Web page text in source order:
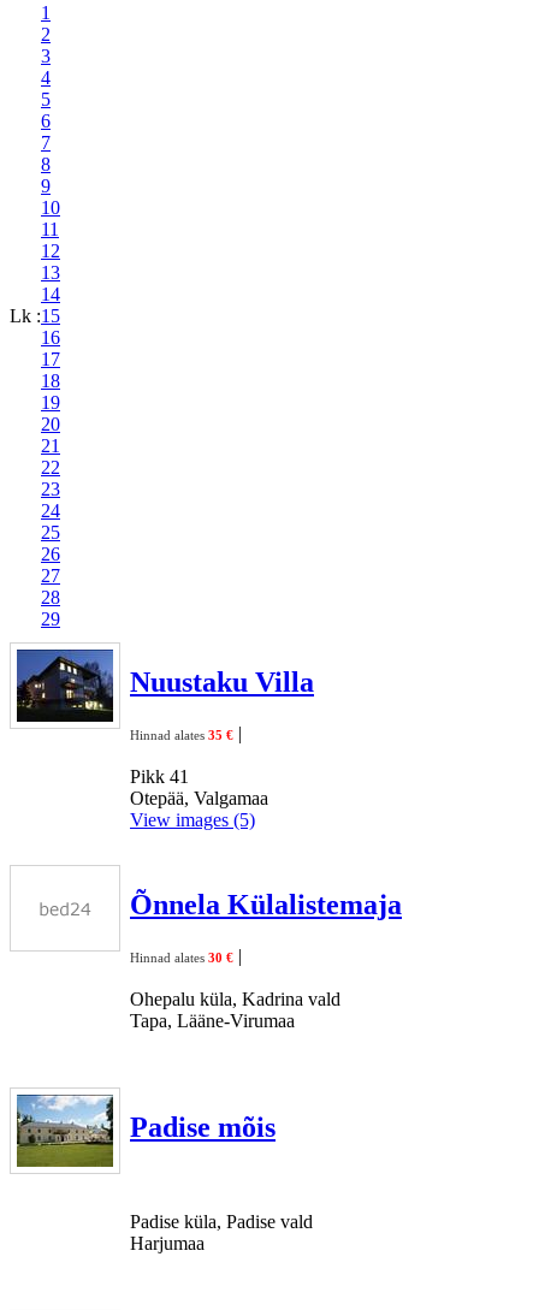
Lk :
1
2
3
4
5
6
7
8
9
10
11
12
13
14
15
16
17
18
19
20
21
22
23
24
25
26
27
28
29
Nuustaku Villa
Hinnad alates 35 € |
Pikk 41
Otepää, Valgamaa
View images (5)
Õnnela Külalistemaja
Hinnad alates 30 € |
Ohepalu küla, Kadrina vald
Tapa, Lääne-Virumaa
Padise mõis
Padise küla, Padise vald
Harjumaa